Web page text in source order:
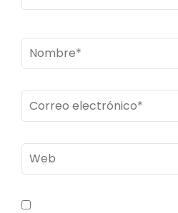
Nombre*
Correo
electrónico*
Web